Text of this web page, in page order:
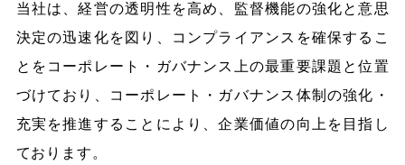
当社は、経営の透明性を高め、監督機能の強化と意思
決定の迅速化を図り、コンプライアンスを確保するこ
とをコーポレート・ガバナンス上の最重要課題と位置
づけており、コーポレート・ガバナンス体制の強化・
充実を推進することにより、企業価値の向上を目指し
ております。